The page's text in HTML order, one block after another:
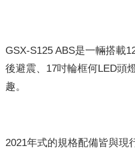
GSX-S125 ABS是一輛搭載
後避震、17吋輪框何LED頭
趣。
2021年式的規格配備皆與現